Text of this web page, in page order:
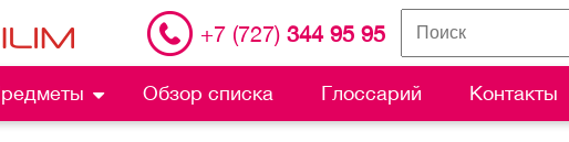
+7 (727) 344 95 95
Обзор списка Глоссарий Контакты